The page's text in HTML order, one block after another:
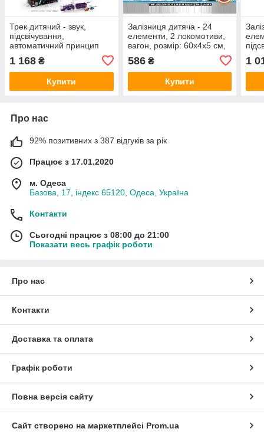
Трек дитячий - звук,
підсвічування,
автоматичний принцип
роботи, машинки, потяг,
залізниця, парковка T 906
A
1 168 ₴
Купити
Залізниця дитяча - 24
елементи, 2 локомотиви,
вагон, розмір: 60х4х5 см,
підсвічування, звуки,
аксесуари
586₴
Купити
1
Про нас
92% позитивних з 387 відгуків за рік
Працює з 17.01.2020
м. Одеса
Базова, 17, індекс 65120, Одеса, Україна
Контакти
Сьогодні працює з 08:00 до 21:00
Показати весь графік роботи
Про нас
Контакти
Доставка та оплата
Графік роботи
Повна версія сайту
Сайт створено на маркетплейсі Prom.ua